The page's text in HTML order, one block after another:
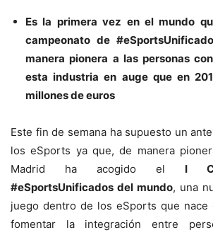
Es la primera vez en el mundo
campeonato de
manera pionera a las personas
esta industria en auge que en
millones de euros
Este fin de semana ha supuesto un
los eSports ya que, de manera
Madrid ha acogido el I
#eSportsUnificados del mundo, una
juego dentro de los eSports que
fomentar la integración entre